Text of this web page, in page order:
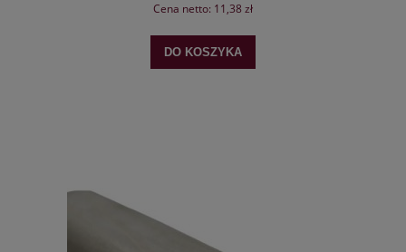
Cena netto: 11,38 zł
DO KOSZYKA